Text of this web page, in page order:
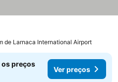
de Larnaca International Airport
os preços
Ver preços